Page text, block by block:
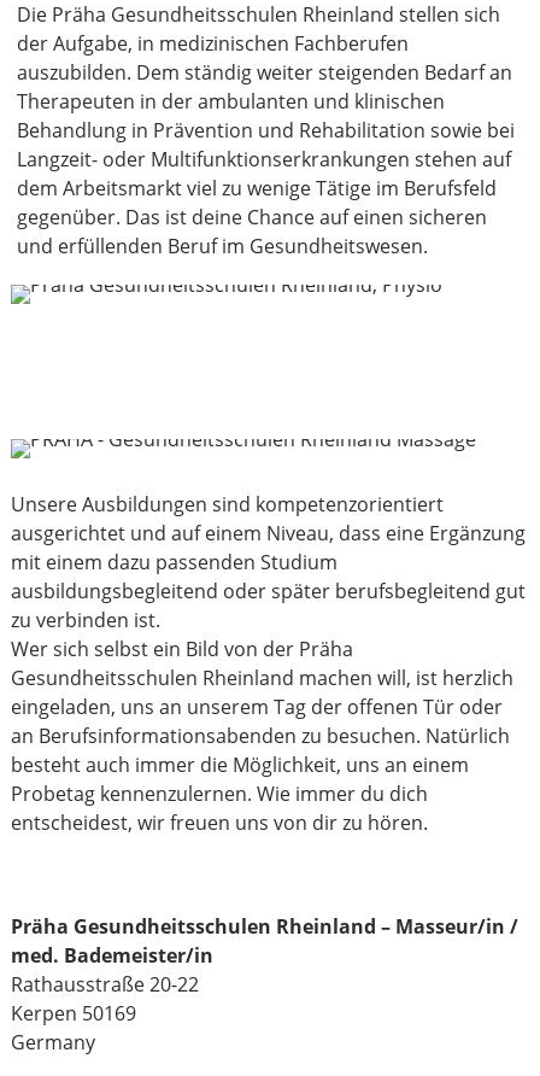
Die Präha Gesundheitsschulen Rheinland stellen sich
der Aufgabe, in medizinischen Fachberufen
auszubilden. Dem ständig weiter steigenden Bedarf an
Therapeuten in der ambulanten und klinischen
Behandlung in Prävention und Rehabilitation sowie bei
Langzeit- oder Multifunktionserkrankungen stehen auf
dem Arbeitsmarkt viel zu wenige Tätige im Berufsfeld
gegenüber. Das ist deine Chance auf einen sicheren
und erfüllenden Beruf im Gesundheitswesen.
Unsere Ausbildungen sind kompetenzorientiert
ausgerichtet und auf einem Niveau, dass eine Ergänzung
mit einem dazu passenden Studium
ausbildungsbegleitend oder später berufsbegleitend gut
zu verbinden ist.
Wer sich selbst ein Bild von der Präha
Gesundheitsschulen Rheinland machen will, ist herzlich
eingeladen, uns an unserem Tag der offenen Tür oder
an Berufsinformationsabenden zu besuchen. Natürlich
besteht auch immer die Möglichkeit, uns an einem
Probetag kennenzulernen. Wie immer du dich
entscheidest, wir freuen uns von dir zu hören.
Präha Gesundheitsschulen Rheinland – Masseur/in /
med. Bademeister/in
Rathausstraße 20-22
Kerpen 50169
Germany